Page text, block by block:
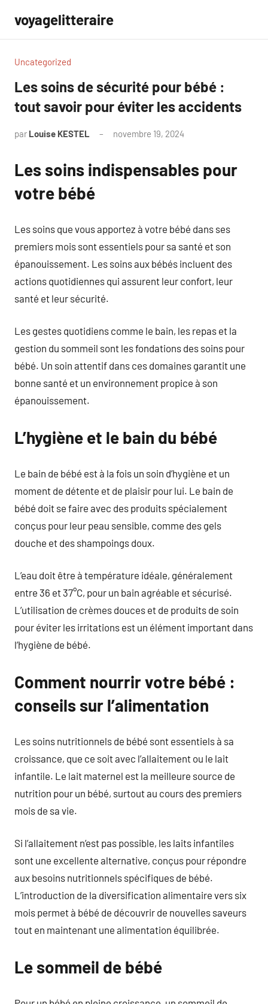
contenu
voyagelitteraire
Uncategorized
Les soins de sécurité pour bébé :
tout savoir pour éviter les accidents
par Louise KESTEL novembre 19, 2024
Les soins indispensables pour
votre bébé
Les soins que vous apportez à votre bébé dans ses
premiers mois sont essentiels pour sa santé et son
épanouissement. Les soins aux bébés incluent des
actions quotidiennes qui assurent leur confort, leur
santé et leur sécurité.
Les gestes quotidiens comme le bain, les repas et la
gestion du sommeil sont les fondations des soins pour
bébé. Un soin attentif dans ces domaines garantit une
bonne santé et un environnement propice à son
épanouissement.
L’hygiène et le bain du bébé
Le bain de bébé est à la fois un soin d’hygiène et un
moment de détente et de plaisir pour lui. Le bain de
bébé doit se faire avec des produits spécialement
conçus pour leur peau sensible, comme des gels
douche et des shampoings doux.
L’eau doit être à température idéale, généralement
entre 36 et 37°C, pour un bain agréable et sécurisé.
L’utilisation de crèmes douces et de produits de soin
pour éviter les irritations est un élément important dans
l’hygiène de bébé.
Comment nourrir votre bébé :
conseils sur l’alimentation
Les soins nutritionnels de bébé sont essentiels à sa
croissance, que ce soit avec l’allaitement ou le lait
infantile. Le lait maternel est la meilleure source de
nutrition pour un bébé, surtout au cours des premiers
mois de sa vie.
Si l’allaitement n’est pas possible, les laits infantiles
sont une excellente alternative, conçus pour répondre
aux besoins nutritionnels spécifiques de bébé.
L’introduction de la diversification alimentaire vers six
mois permet à bébé de découvrir de nouvelles saveurs
tout en maintenant une alimentation équilibrée.
Le sommeil de bébé